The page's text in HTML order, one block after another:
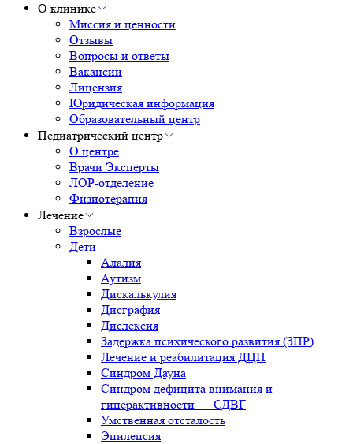
О клинике
Миссия и ценности
Отзывы
Вопросы и ответы
Вакансии
Лицензия
Юридическая информация
Образовательный центр
Педиатрический центр
О центре
Врачи Эксперты
ЛОР-отделение
Физиотерапия
Лечение
Взрослые
Дети
Алалия
Аутизм
Дискалькулия
Дисграфия
Дислексия
Задержка психического развития (ЗПР)
Лечение и реабилитация ДЦП
Синдром Дауна
Синдром дефицита внимания и
гиперактивности — СДВГ
Умственная отсталость
Эпилепсия